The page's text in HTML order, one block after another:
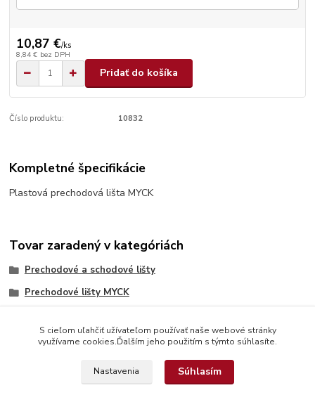
10,87 €/ks
8,84 € bez DPH
Pridať do košíka
Číslo produktu: 10832
Kompletné špecifikácie
Plastová prechodová lišta MYCK
Tovar zaradený v kategóriách
Prechodové a schodové lišty
Prechodové lišty MYCK
S cieľom uľahčiť užívateľom používať naše webové stránky
využívame cookies.Ďalším jeho použitím s týmto súhlasíte.
Nastavenia Súhlasím